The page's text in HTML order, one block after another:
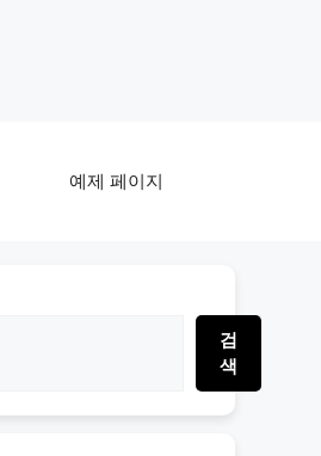
예제 페이지
검
색